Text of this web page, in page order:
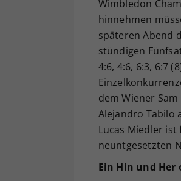
Wimbledon
hinnehmen
späteren Abend
stündigen
4:6, 4:6, 6:3, 6:7
dem Wiener
Alejandro Tabilo
Lucas Miedler
neuntgesetzten
Ein Hin und Her